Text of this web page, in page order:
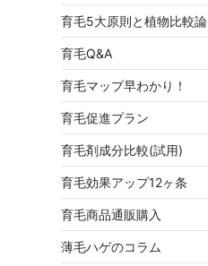
育毛5大原則と植物比較論
育毛Q&A
育毛マップ早わかり！
育毛促進プラン
育毛剤成分比較(試用)
育毛効果アップ12ヶ条
育毛商品通販購入
薄毛ハゲのコラム